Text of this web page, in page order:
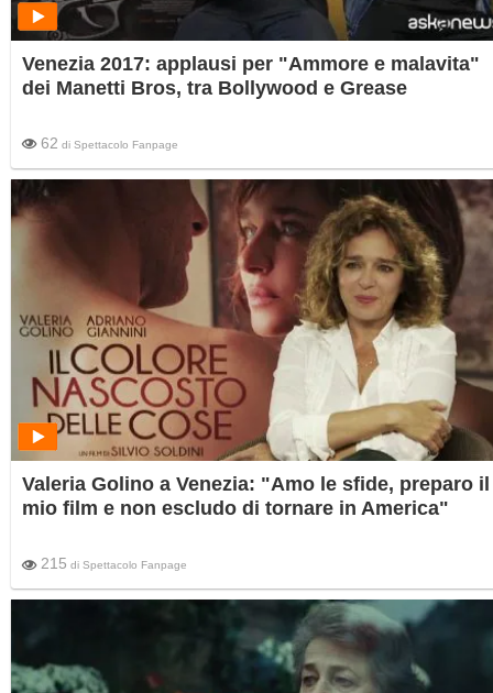
Venezia 2017: applausi per "Ammore e malavita"
dei Manetti Bros, tra Bollywood e Grease
62 di Spettacolo Fanpage
Valeria Golino a Venezia: "Amo le sfide, preparo il
mio film e non escludo di tornare in America"
215 di Spettacolo Fanpage